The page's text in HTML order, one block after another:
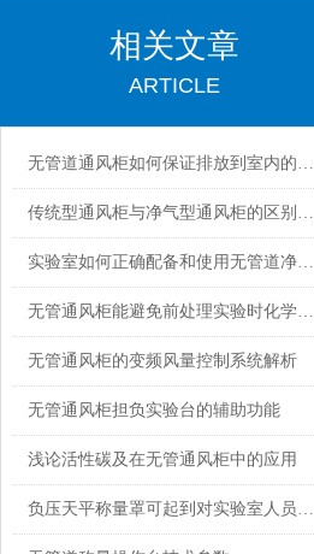
相关文章
ARTICLE
无管道通风柜如何保证排放到室内的气体是安全的？
传统型通风柜与净气型通风柜的区别在哪里？
实验室如何正确配备和使用无管道净气型通风柜
无管通风柜能避免前处理实验时化学吸入风险
无管通风柜的变频风量控制系统解析
无管通风柜担负实验台的辅助功能
浅论活性碳及在无管通风柜中的应用
负压天平称量罩可起到对实验室人员安全防护的作用